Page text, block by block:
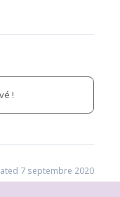
!
7 septembre 2020